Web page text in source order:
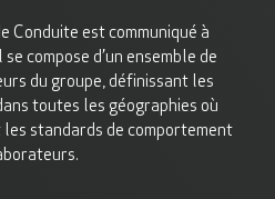
Conduite est communiqué à
compose d’un ensemble de
du groupe, définissant les
toutes les géographies où
standards de comportement